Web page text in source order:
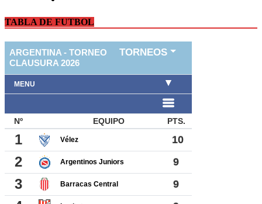
TABLA DE FUTBOL